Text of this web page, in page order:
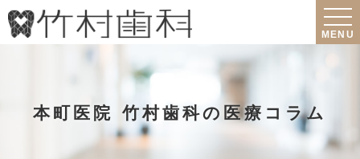
MENU
本町医院 竹村歯科の医療コラム